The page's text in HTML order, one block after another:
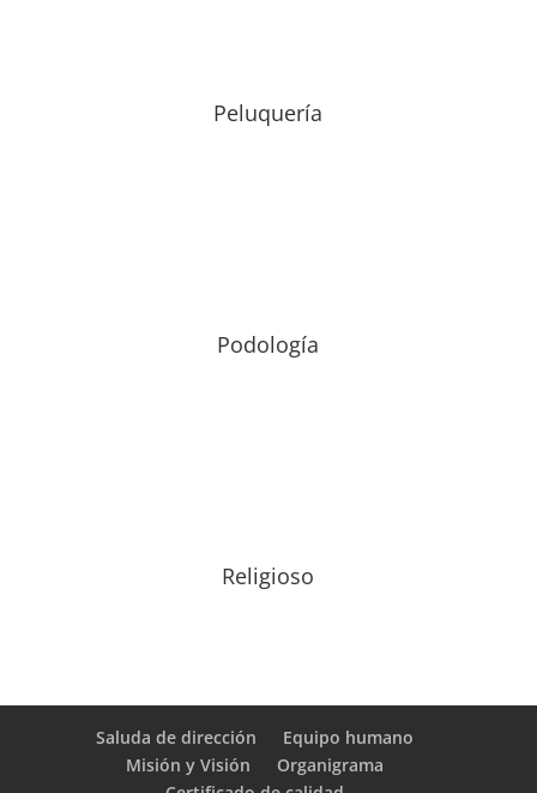
Peluquería
Podología
Religioso
Saluda de dirección
Equipo humano
Misión y Visión
Organigrama